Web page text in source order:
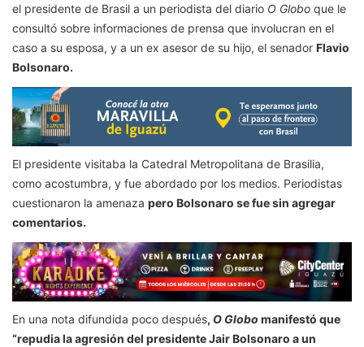
el presidente de Brasil a un periodista del diario O Globo que le
consultó sobre informaciones de prensa que involucran en el
caso a su esposa, y a un ex asesor de su hijo, el senador Flavio
Bolsonaro.
El presidente visitaba la Catedral Metropolitana de Brasilia,
como acostumbra, y fue abordado por los medios. Periodistas
cuestionaron la amenaza pero Bolsonaro se fue sin agregar
comentarios.
En una nota difundida poco después, O Globo manifestó que
“repudia la agresión del presidente Jair Bolsonaro a un